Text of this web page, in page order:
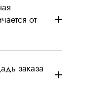
от
заказа